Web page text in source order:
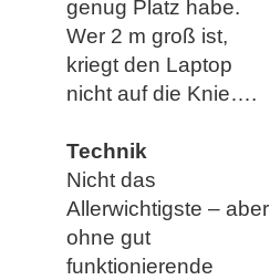
genug Platz habe.
Wer 2 m groß ist,
kriegt den Laptop
nicht auf die Knie….
Technik
Nicht das
Allerwichtigste – aber
ohne gut
funktionierende